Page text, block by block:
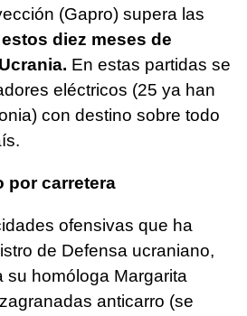
(Gapro) supera las
diez meses de
En estas partidas se
eléctricos (25 ya han
con destino sobre todo
por carretera
ofensivas que ha
de Defensa ucraniano,
su homóloga Margarita
anticarro (se